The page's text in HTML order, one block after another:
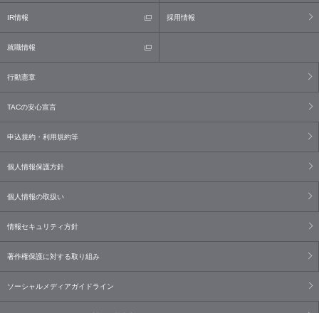
IR情報 採用情報
就職情報
行動憲章
TACの安心宣言
申込規約・利用規約等
個人情報保護方針
個人情報の取扱い
情報セキュリティ方針
著作権保護に対する取り組み
ソーシャルメディアガイドライン